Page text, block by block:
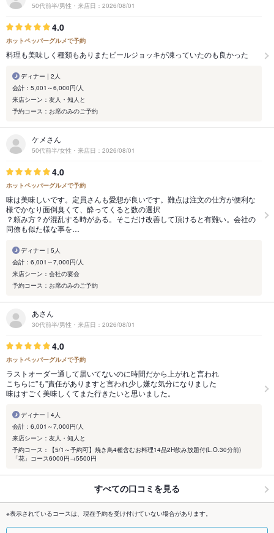
50代前半/男性・来店日：2026/08/01
4.0
ホットペッパーグルメで予約
料理も美味しく種類もありまたビールジョッキが凍っていたのも良かった
ディナー | 2人
会計：5,001～6,000円/人
来店シーン：友人・知人と
予約コース：お席のみのご予約
ケメさん
50代前半/女性・来店日：2026/08/01
4.0
ホットペッパーグルメで予約
味は美味しいです。定員さんも愛想が良いです。難点は注文の仕方が便利な
様でかなり面倒臭くて、酔ってくると数の選択
？頼み方？が混乱する時がある。そこだけ改善して頂けると有難い。会社の
同僚も似た様な事を…
ディナー | 5人
会計：6,001～7,000円/人
来店シーン：会社の宴会
予約コース：お席のみのご予約
あさん
30代前半/男性・来店日：2026/08/01
4.0
ホットペッパーグルメで予約
ラストオーダー通して届いてないのに時間だから上がれと言われ
こちらに''も''責任がありますと言われ少し嫌な気分になりました
味はすごく美味しくてまた行きたいと思いました。
ディナー | 4人
会計：6,001～7,000円/人
来店シーン：友人・知人と
予約コース：【5/1～予約可】焼き鳥4種含むお料理14品2H飲み放題付(L.O.30分前)
「花」コース6000円→5500円
すべての口コミを見る
※表示されているコースは、現在予約を受け付けていない場合があります。